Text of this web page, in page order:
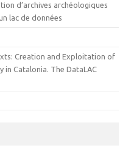
d’archives archéologiques
lac de données
Creation and Exploitation of
in Catalonia. The DataLAC